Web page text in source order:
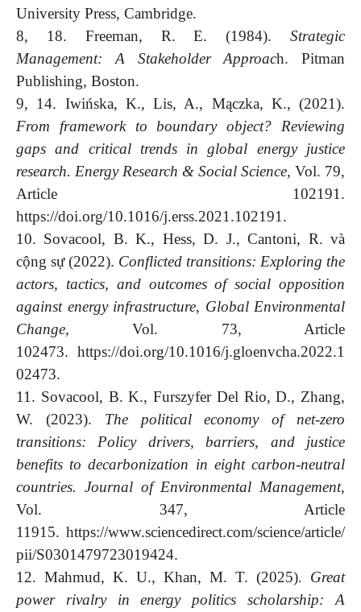
University Press, Cambridge.
8, 18. Freeman, R. E. (1984). Strategic
Management: A Stakeholder Approach. Pitman
Publishing, Boston.
9, 14. Iwińska, K., Lis, A., Mączka, K., (2021).
From framework to boundary object? Reviewing
gaps and critical trends in global energy justice
research. Energy Research & Social Science, Vol. 79,
Article 102191.
https://doi.org/10.1016/j.erss.2021.102191.
10. Sovacool, B. K., Hess, D. J., Cantoni, R. và
cộng sự (2022). Conflicted transitions: Exploring the
actors, tactics, and outcomes of social opposition
against energy infrastructure, Global Environmental
Change, Vol. 73, Article
102473. https://doi.org/10.1016/j.gloenvcha.2022.1
02473.
11. Sovacool, B. K., Furszyfer Del Rio, D., Zhang,
W. (2023). The political economy of net-zero
transitions: Policy drivers, barriers, and justice
benefits to decarbonization in eight carbon-neutral
countries. Journal of Environmental Management,
Vol. 347, Article
11915. https://www.sciencedirect.com/science/article/
pii/S0301479723019424.
12. Mahmud, K. U., Khan, M. T. (2025). Great
power rivalry in energy politics scholarship: A